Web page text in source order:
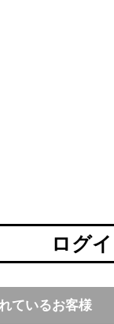
ログ
ているお客様